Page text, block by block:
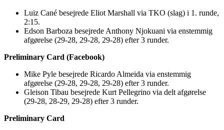
Luiz Cané besejrede Eliot Marshall via TKO (slag) i 1. runde,
2:15.
Edson Barboza besejrede Anthony Njokuani via enstemmig
afgørelse (29-28, 29-28, 29-28) efter 3 runder.
Preliminary Card (Facebook)
Mike Pyle besejrede Ricardo Almeida via enstemmig
afgørelse (29-28, 29-28, 29-28) efter 3 runder.
Gleison Tibau besejrede Kurt Pellegrino via delt afgørelse
(29-28, 28-29, 29-28) efter 3 runder.
Preliminary Card